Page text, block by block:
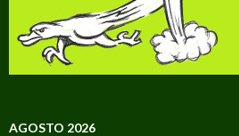
AGOSTO 2026